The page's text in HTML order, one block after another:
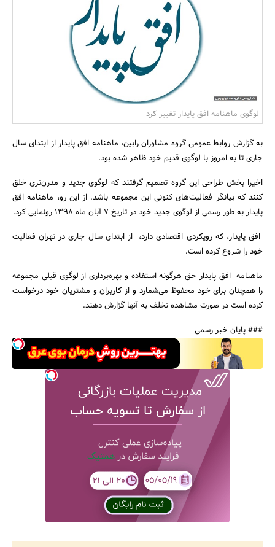
بانک، بیمه و سرمایه
مسکن و ساختمان
لوگوی ماهنامه افق پایدار تغییر کرد
به گزارش روابط عمومی گروه مشاوران رابین، ماهنامه افق پایدار از ابتدای سال
جاری تا به امروز با لوگوی قدیم خود ظاهر شده بود.
اخیرا بخش طراحی این گروه تصمیم گرفتند که لوگوی جدید و مدرن‌تری خلق
کنند که بیانگر فعالیت‌های کنونی این مجموعه باشد. از این رو، ماهنامه افق
پایدار به طور رسمی از لوگوی جدید خود در تاریخ 7 آبان ماه 1398 رونمایی کرد.
افق پایدار، که رویکردی اقتصادی دارد، از ابتدای سال جاری در تهران فعالیت
خود را شروع کرده است.
ماهنامه افق پایدار حق هرگونه استفاده و بهره‌برداری از لوگوی قبلی مجموعه
را همچنان برای خود محفوظ می‌شمارد و از کاربران و مشتریان خود درخواست
کرده است در صورت مشاهده تخلف به آنها گزارش دهند.
### پایان خبر رسمی